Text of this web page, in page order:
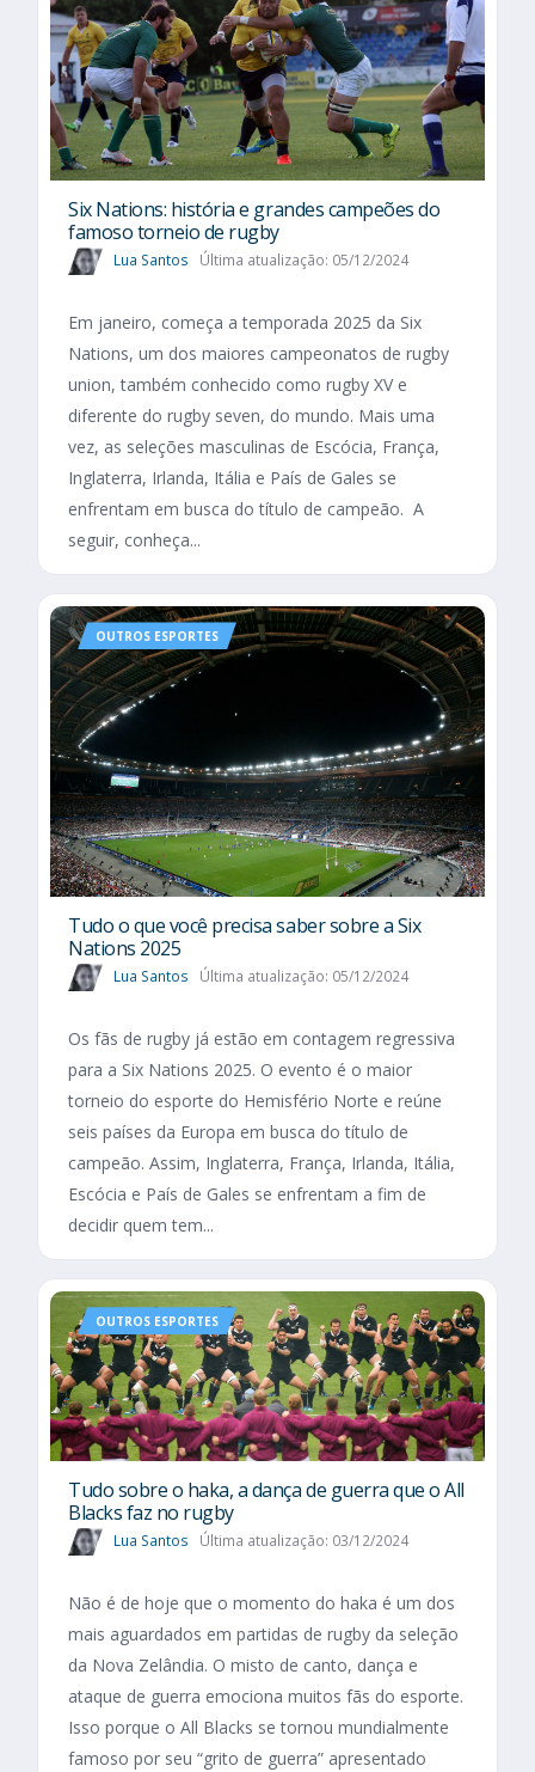
Six Nations​: história e grandes campeões do
famoso torneio de rugby
Lua Santos Última atualização: 05/12/2024
Em janeiro, começa a temporada 2025 da Six
Nations, um dos maiores campeonatos de rugby
union, também conhecido como rugby XV e
diferente do rugby seven, do mundo. Mais uma
vez, as seleções masculinas de Escócia, França,
Inglaterra, Irlanda, Itália e País de Gales se
enfrentam em busca do título de campeão. A
seguir, conheça...
OUTROS ESPORTES
Tudo o que você precisa saber sobre a Six
Nations 2025​
Lua Santos Última atualização: 05/12/2024
Os fãs de rugby já estão em contagem regressiva
para a Six Nations 2025. O evento é o maior
torneio do esporte do Hemisfério Norte e reúne
seis países da Europa em busca do título de
campeão. Assim, Inglaterra, França, Irlanda, Itália,
Escócia e País de Gales se enfrentam a fim de
decidir quem tem...
OUTROS ESPORTES
Tudo sobre o haka, a dança de guerra que o All
Blacks faz no rugby
Lua Santos Última atualização: 03/12/2024
Não é de hoje que o momento do haka é um dos
mais aguardados em partidas de rugby da seleção
da Nova Zelândia. O misto de canto, dança e
ataque de guerra emociona muitos fãs do esporte.
Isso porque o All Blacks se tornou mundialmente
famoso por seu “grito de guerra” apresentado